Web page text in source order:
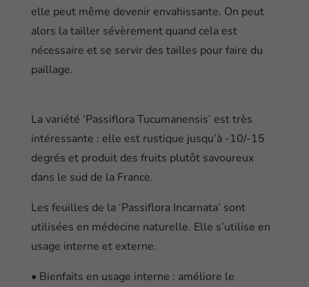
elle peut même devenir envahissante. On peut
alors la tailler sévèrement quand cela est
nécessaire et se servir des tailles pour faire du
paillage.
La variété ‘Passiflora Tucumanensis’ est très
intéressante : elle est rustique jusqu’à -10/-15
degrés et produit des fruits plutôt savoureux
dans le sud de la France.
Les feuilles de la ‘Passiflora Incarnata’ sont
utilisées en médecine naturelle. Elle s’utilise en
usage interne et externe.
• Bienfaits en usage interne : améliore le